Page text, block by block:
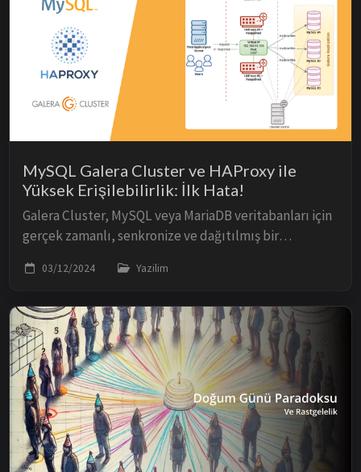
MySQL Galera Cluster ve HAProxy ile
Yüksek Erişilebilirlik: İlk Hata!
Galera Cluster, MySQL veya MariaDB veritabanları için
gerçek zamanlı, senkronize ve dağıtılmış bir
03/12/2024 Yazilim